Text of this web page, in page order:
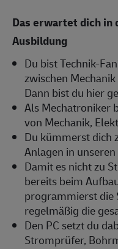
Das erwartet dich in
Ausbildung
Du bist Technik-
zwischen
Dann bist du hier
Als Mechatroniker
von Mechanik,
Du kümmerst dich
Anlagen in
Damit es nicht zu
bereits beim
programmierst
regelmäßig die
Den PC setzt du
Stromprüfer,